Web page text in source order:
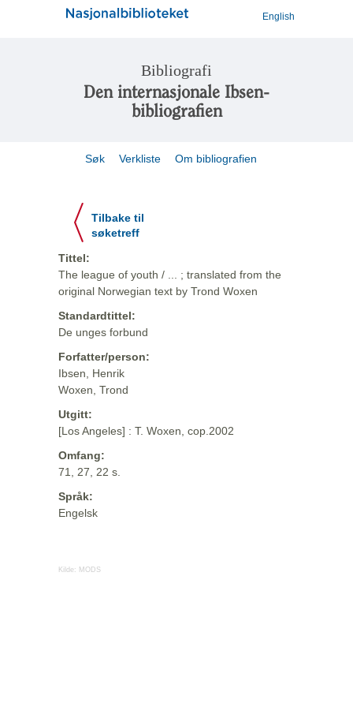
English
Bibliografi
Den internasjonale Ibsen-
bibliografien
Søk Verkliste Om bibliografien
Tilbake til
søketreff
Tittel:
The league of youth / ... ; translated from the
original Norwegian text by Trond Woxen
Standardtittel:
De unges forbund
Forfatter/person:
Ibsen, Henrik
Woxen, Trond
Utgitt:
[Los Angeles] : T. Woxen, cop.2002
Omfang:
71, 27, 22 s.
Språk:
Engelsk
Kilde: MODS